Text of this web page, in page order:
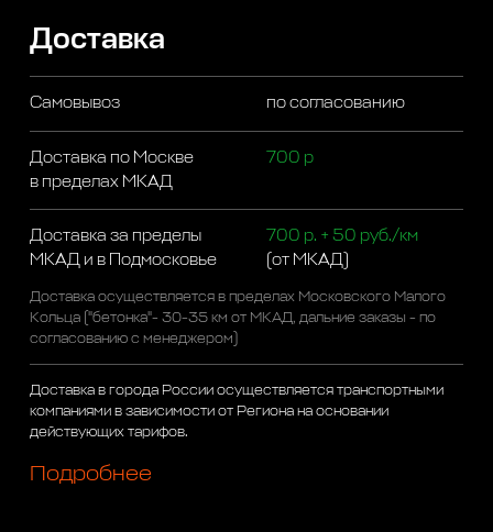
Доставка
Самовывоз по согласованию
Доставка по Москве
в пределах МКАД
700 р
Доставка за пределы
МКАД и в Подмосковье
700 р. + 50 руб./км
(от МКАД)
Доставка осуществляется в пределах Московского Малого
Кольца ("бетонка"- 30-35 км от МКАД, дальние заказы - по
согласованию с менеджером)
Доставка в города России осуществляется транспортными
компаниями в зависимости от Региона на основании
действующих тарифов.
Подробнее